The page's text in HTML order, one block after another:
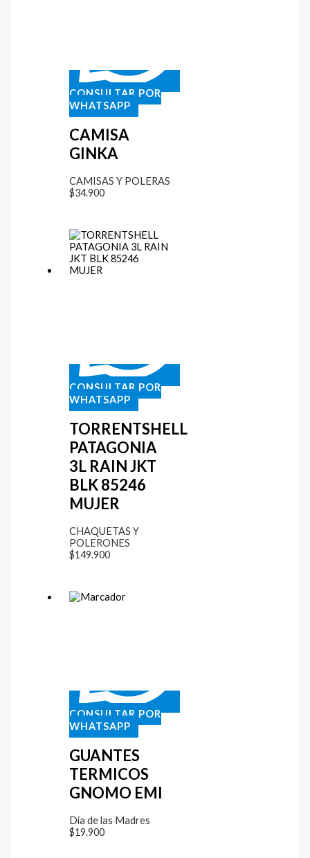
CONSULTAR POR
WHATSAPP
CAMISA
GINKA
CAMISAS Y POLERAS
$34.900
CONSULTAR POR
WHATSAPP
TORRENTSHELL
PATAGONIA
3L RAIN JKT
BLK 85246
MUJER
CHAQUETAS Y
POLERONES
$149.900
CONSULTAR POR
WHATSAPP
GUANTES
TERMICOS
GNOMO EMI
Día de las Madres
$19.900